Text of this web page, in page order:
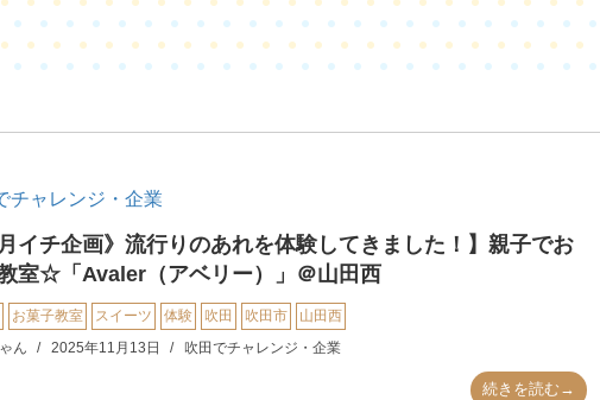
チャレンジ・企業
月イチ企画》流行りのあれを体験してきました！】親子でお
室☆「Avaler（アベリー）」＠山田西
お菓子教室 スイーツ 体験 吹田 吹田市
山田西
ん
2025年11月13日 吹田でチャレンジ・企業
続きを読む→